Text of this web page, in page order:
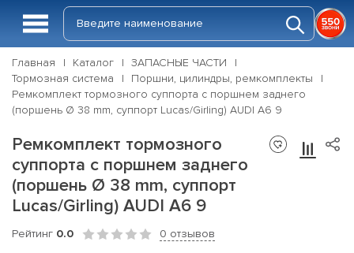
Главная Каталог
ЗАПАСНЫЕ ЧАСТИ
Тормозная система
Поршни, цилиндры, ремкомплекты
Ремкомплект тормозного суппорта с поршнем заднего
(поршень Ø 38 mm, суппорт Lucas/Girling) AUDI A6 9
Ремкомплект тормозного
суппорта с поршнем заднего
(поршень Ø 38 mm, суппорт
Lucas/Girling) AUDI A6 9
Рейтинг 0.0 0 отзывов